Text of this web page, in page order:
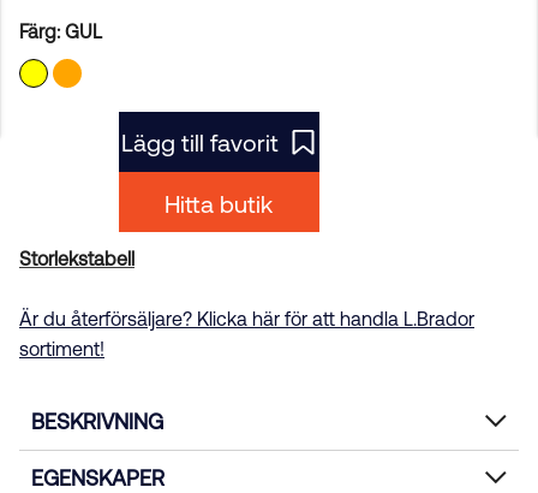
Färg: GUL
Lägg till favorit
Hitta butik
Storlekstabell
Är du återförsäljare? Klicka här för att handla L.Brador
sortiment!
BESKRIVNING
EGENSKAPER